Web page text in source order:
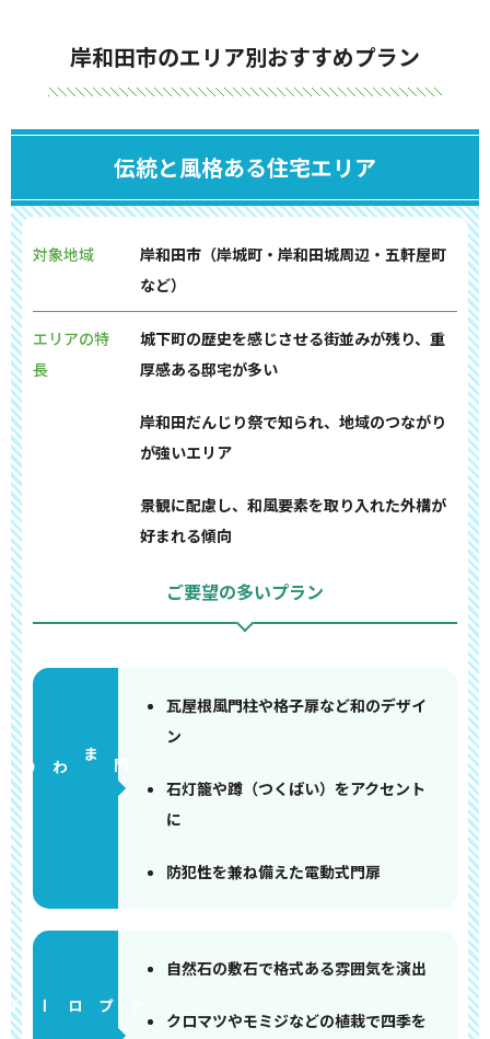
岸和田市のエリア別おすすめプラン
伝統と風格ある住宅エリア
対象地域
岸和田市（岸城町・岸和田城周辺・五軒屋町
など）
エリアの特
長
城下町の歴史を感じさせる街並みが残り、重
厚感ある邸宅が多い
岸和田だんじり祭で知られ、地域のつながり
が強いエリア
景観に配慮し、和風要素を取り入れた外構が
好まれる傾向
ご要望の多いプラン
門まわり
瓦屋根風門柱や格子扉など和のデザイ
ン
石灯籠や蹲（つくばい）をアクセント
に
防犯性を兼ね備えた電動式門扉
アプローチ
自然石の敷石で格式ある雰囲気を演出
クロマツやモミジなどの植栽で四季を